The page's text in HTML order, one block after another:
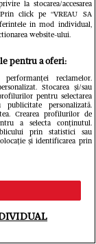
murit
2
la stocarea/accesarea
click pe “VREAU SA
in mod individual,
website-ului.
pentru a oferi:
reclamelor.
Stocarea și/sau
pentru selectarea
personalizată.
Crearea profilurilor de
a selecta conținutul.
prin statistici sau
și identificarea prin